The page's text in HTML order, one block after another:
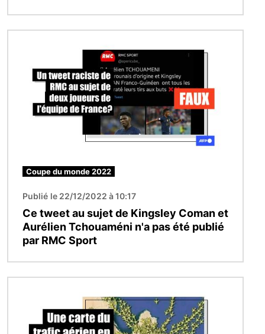
Coupe du monde 2022
Publié le 22/12/2022 à 10:17
Ce tweet au sujet de Kingsley Coman et
Aurélien Tchouaméni n'a pas été publié
par RMC Sport